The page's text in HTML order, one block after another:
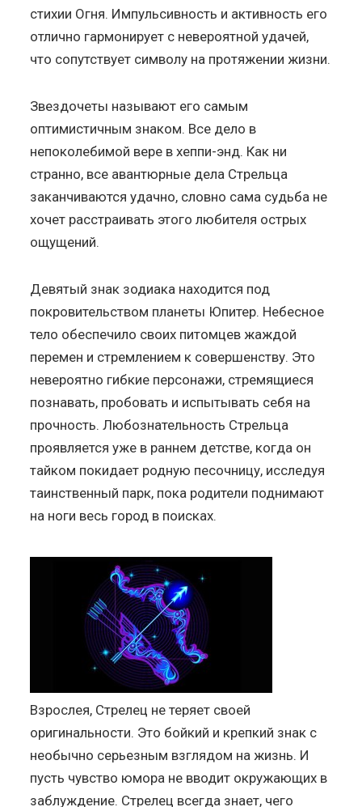
стихии Огня. Импульсивность и активность его
отлично гармонирует с невероятной удачей,
что сопутствует символу на протяжении жизни.
Звездочеты называют его самым
оптимистичным знаком. Все дело в
непоколебимой вере в хеппи-энд. Как ни
странно, все авантюрные дела Стрельца
заканчиваются удачно, словно сама судьба не
хочет расстраивать этого любителя острых
ощущений.
Девятый знак зодиака находится под
покровительством планеты Юпитер. Небесное
тело обеспечило своих питомцев жаждой
перемен и стремлением к совершенству. Это
невероятно гибкие персонажи, стремящиеся
познавать, пробовать и испытывать себя на
прочность. Любознательность Стрельца
проявляется уже в раннем детстве, когда он
тайком покидает родную песочницу, исследуя
таинственный парк, пока родители поднимают
на ноги весь город в поисках.
Взрослея, Стрелец не теряет своей
оригинальности. Это бойкий и крепкий знак с
необычно серьезным взглядом на жизнь. И
пусть чувство юмора не вводит окружающих в
заблуждение. Стрелец всегда знает, чего